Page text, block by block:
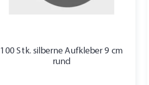
100 Stk. silberne Aufkleber 9 cm
rund